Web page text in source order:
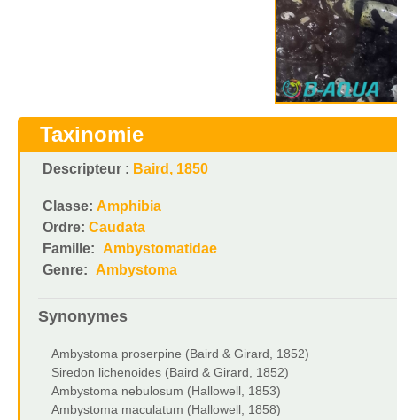
Taxinomie
Descripteur : Baird, 1850
Classe: Amphibia
Ordre: Caudata
Famille: Ambystomatidae
Genre: Ambystoma
Synonymes
Ambystoma proserpine (Baird & Girard, 1852)
Siredon lichenoides (Baird & Girard, 1852)
Ambystoma nebulosum (Hallowell, 1853)
Ambystoma maculatum (Hallowell, 1858)